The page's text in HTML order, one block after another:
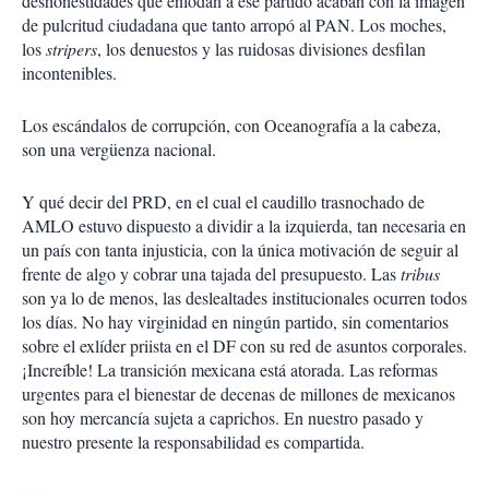
de pulcritud ciudadana que tanto arropó al PAN. Los moches,
losstripers, los denuestos y las ruidosas divisiones desfilan
incontenibles.
Los escándalos de corrupción, con Oceanografía a la cabeza,
son una vergüenza nacional.
Y qué decir del PRD, en el cual el caudillo trasnochado de
AMLO estuvo dispuesto a dividir a la izquierda, tan necesaria en
un país con tanta injusticia, con la única motivación de seguir al
frente de algo y cobrar una tajada del presupuesto. Lastribus
son ya lo de menos, las deslealtades institucionales ocurren todos
los días. No hay virginidad en ningún partido, sin comentarios
sobre el exlíder priista en el DF con su red de asuntos corporales.
¡Increíble! La transición mexicana está atorada. Las reformas
urgentes para el bienestar de decenas de millones de mexicanos
son hoy mercancía sujeta a caprichos. En nuestro pasado y
nuestro presente la responsabilidad es compartida.